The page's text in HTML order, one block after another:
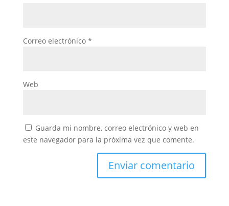
Correo electrónico *
Web
Guarda mi nombre, correo electrónico y web en
este navegador para la próxima vez que comente.